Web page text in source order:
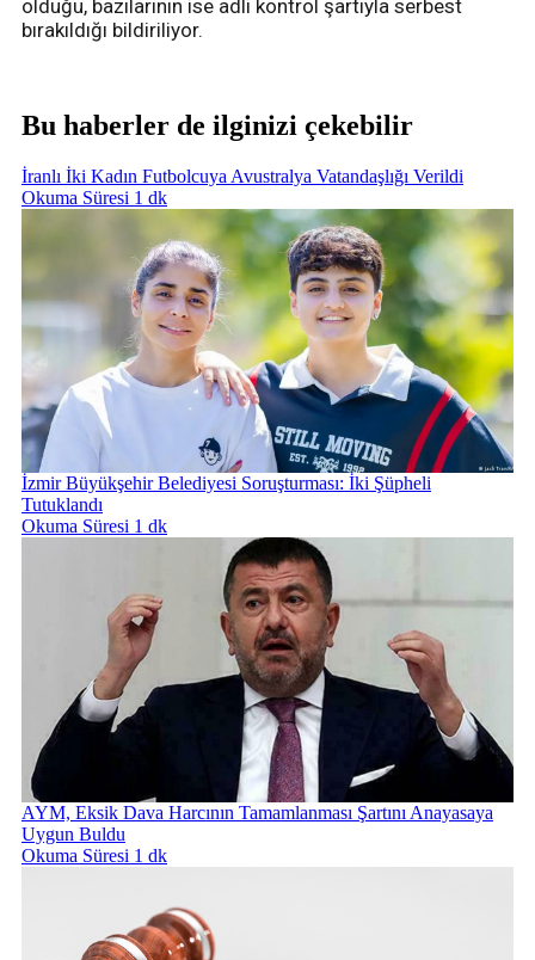
olduğu, bazılarının ise adli kontrol şartıyla serbest
bırakıldığı bildiriliyor.
Bu haberler de ilginizi çekebilir
İranlı İki Kadın Futbolcuya Avustralya Vatandaşlığı Verildi
Okuma Süresi 1 dk
İzmir Büyükşehir Belediyesi Soruşturması: İki Şüpheli
Tutuklandı
Okuma Süresi 1 dk
AYM, Eksik Dava Harcının Tamamlanması Şartını Anayasaya
Uygun Buldu
Okuma Süresi 1 dk